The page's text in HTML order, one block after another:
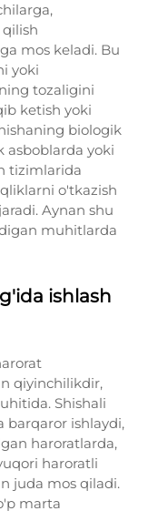
mos keladi. Bu
yoki
tozaligini
ketish yoki
biologik
asboblarda yoki
tizimlarida
o'tkazish
Aynan shu
muhitlarda
ishlash
qiyinchilikdir,
Shishali
barqaror ishlaydi,
haroratlarda,
haroratli
juda mos qiladi.
marta